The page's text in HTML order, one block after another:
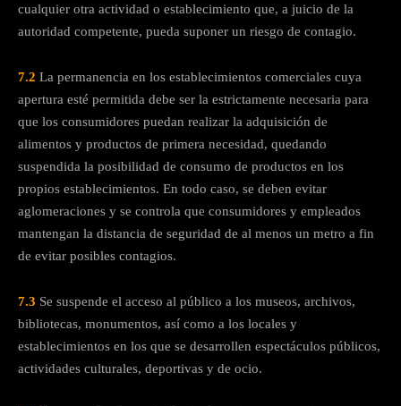
cualquier otra actividad o establecimiento que, a juicio de la
autoridad competente, pueda suponer un riesgo de contagio.
7.2 La permanencia en los establecimientos comerciales cuya
apertura esté permitida debe ser la estrictamente necesaria para
que los consumidores puedan realizar la adquisición de
alimentos y productos de primera necesidad, quedando
suspendida la posibilidad de consumo de productos en los
propios establecimientos. En todo caso, se deben evitar
aglomeraciones y se controla que consumidores y empleados
mantengan la distancia de seguridad de al menos un metro a fin
de evitar posibles contagios.
7.3 Se suspende el acceso al público a los museos, archivos,
bibliotecas, monumentos, así como a los locales y
establecimientos en los que se desarrollen espectáculos públicos,
actividades culturales, deportivas y de ocio.